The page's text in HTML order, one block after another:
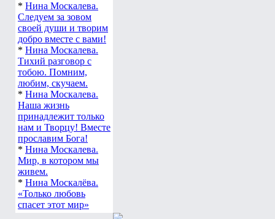
* Нина Москалева.
Следуем за зовом
своей души и творим
добро вместе с вами!
* Нина Москалева.
Тихий разговор с
тобою. Помним,
любим, скучаем.
* Нина Москалева.
Наша жизнь
принадлежит только
нам и Творцу! Вместе
прославим Бога!
* Нина Москалева.
Мир, в котором мы
живем.
* Нина Москалёва.
«Только любовь
спасет этот мир»